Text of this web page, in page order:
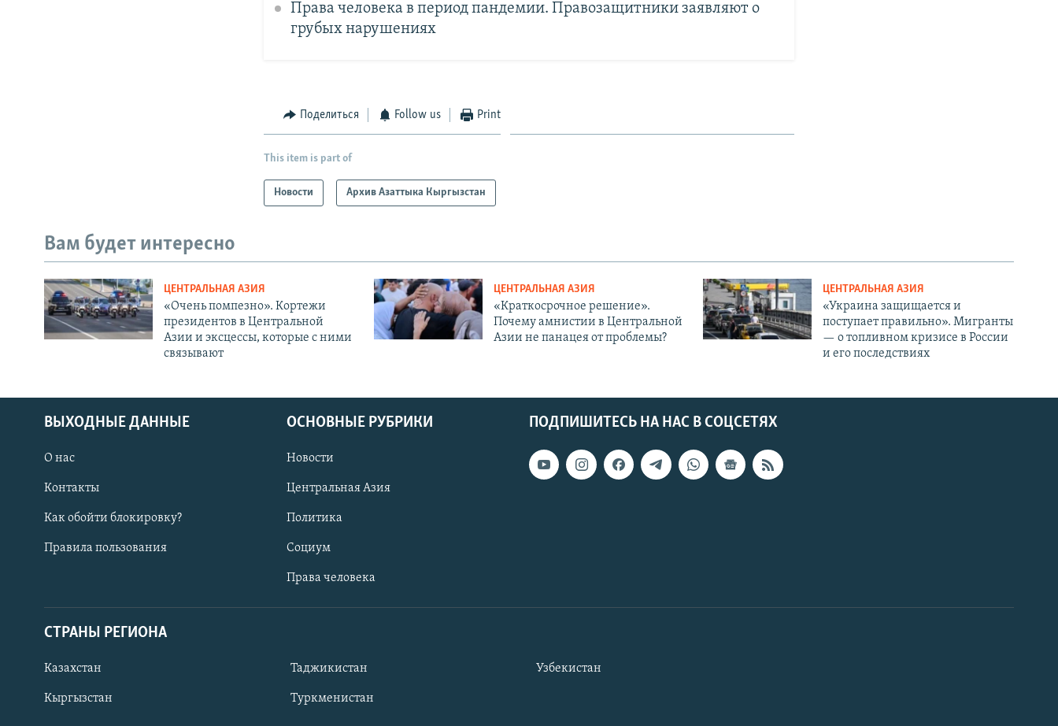
Права человека в период пандемии. Правозащитники заявляют о
грубых нарушениях
Поделиться Follow us Print
This item is part of
Новости Архив Азаттыка Кыргызстан
Вам будет интересно
ЦЕНТРАЛЬНАЯ АЗИЯ
«Очень помпезно». Кортежи
президентов в Центральной
Азии и эксцессы, которые с ними
связывают
ЦЕНТРАЛЬНАЯ АЗИЯ
«Краткосрочное решение».
Почему амнистии в Центральной
Азии не панацея от проблемы?
ЦЕНТРАЛЬНАЯ АЗИЯ
«Украина защищается и
поступает правильно». Мигранты
— о топливном кризисе в России
и его последствиях
ПОДПИШИТЕСЬ НА НАС В СОЦСЕТЯХ
ВЫХОДНЫЕ ДАННЫЕ
О нас
Контакты
Как обойти блокировку?
Правила пользования
ОСНОВНЫЕ РУБРИКИ
Новости
Центральная Азия
Политика
Социум
Права человека
СТРАНЫ РЕГИОНА
Казахстан
Кыргызстан
Таджикистан
Туркменистан
Узбекистан